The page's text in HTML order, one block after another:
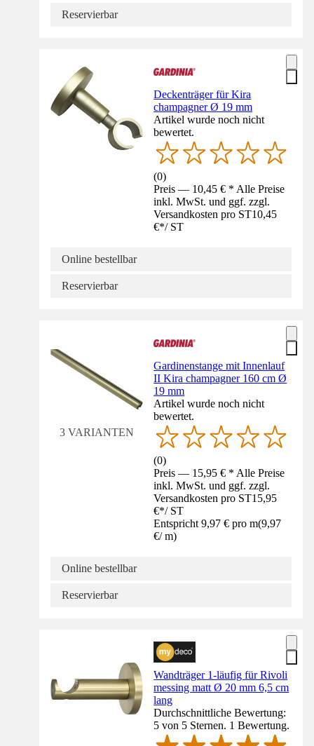
Reservierbar
Deckenträger für Kira
champagner Ø 19 mm
Artikel wurde noch nicht
bewertet.
(0)
Preis — 10,45 € * Alle Preise
inkl. MwSt. und ggf. zzgl.
Versandkosten pro ST10,45
€*/ ST
Online bestellbar
Reservierbar
3 VARIANTEN
Gardinenstange mit Innenlauf
II Kira champagner 160 cm Ø
19 mm
Artikel wurde noch nicht
bewertet.
(0)
Preis — 15,95 € * Alle Preise
inkl. MwSt. und ggf. zzgl.
Versandkosten pro ST15,95
€*/ ST
Entspricht 9,97 € pro m(9,97
€/ m)
Online bestellbar
Reservierbar
Wandträger 1-läufig für Rivoli
messing matt Ø 20 mm 6,5 cm
lang
Durchschnittliche Bewertung:
5 von 5 Sternen. 1 Bewertung.